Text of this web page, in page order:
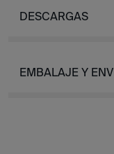
DESCARGAS
EMBALAJE Y